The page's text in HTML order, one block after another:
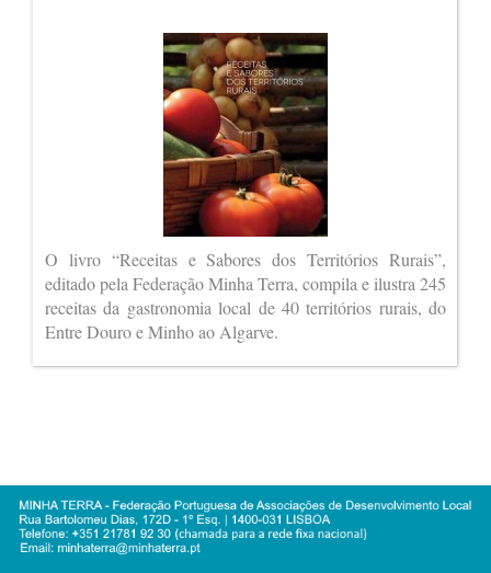
O livro “Receitas e Sabores dos Territórios Rurais”,
editado pela Federação Minha Terra, compila e ilustra 245
receitas da gastronomia local de 40 territórios rurais, do
Entre Douro e Minho ao Algarve.